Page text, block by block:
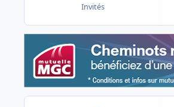
Invités